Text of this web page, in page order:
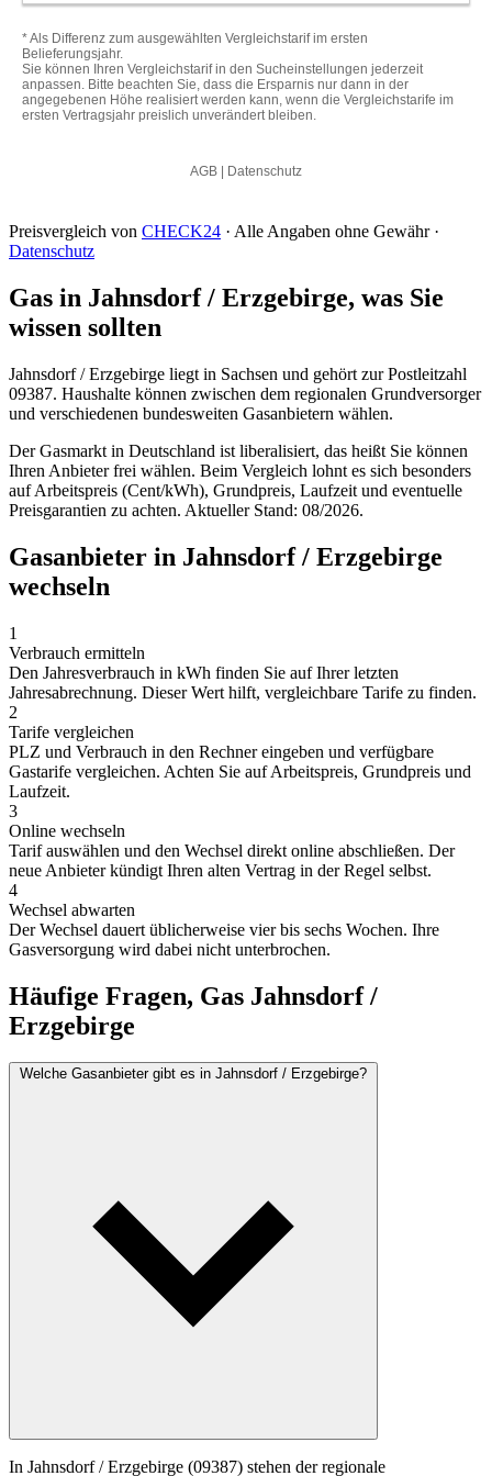
Preisvergleich von CHECK24 · Alle Angaben ohne Gewähr ·
Datenschutz
Gas in Jahnsdorf / Erzgebirge, was Sie
wissen sollten
Jahnsdorf / Erzgebirge liegt in Sachsen und gehört zur Postleitzahl
09387. Haushalte können zwischen dem regionalen Grundversorger
und verschiedenen bundesweiten Gasanbietern wählen.
Der Gasmarkt in Deutschland ist liberalisiert, das heißt Sie können
Ihren Anbieter frei wählen. Beim Vergleich lohnt es sich besonders
auf Arbeitspreis (Cent/kWh), Grundpreis, Laufzeit und eventuelle
Preisgarantien zu achten. Aktueller Stand: 08/2026.
Gasanbieter in Jahnsdorf / Erzgebirge
wechseln
1
Verbrauch ermitteln
Den Jahresverbrauch in kWh finden Sie auf Ihrer letzten
Jahresabrechnung. Dieser Wert hilft, vergleichbare Tarife zu finden.
2
Tarife vergleichen
PLZ und Verbrauch in den Rechner eingeben und verfügbare
Gastarife vergleichen. Achten Sie auf Arbeitspreis, Grundpreis und
Laufzeit.
3
Online wechseln
Tarif auswählen und den Wechsel direkt online abschließen. Der
neue Anbieter kündigt Ihren alten Vertrag in der Regel selbst.
4
Wechsel abwarten
Der Wechsel dauert üblicherweise vier bis sechs Wochen. Ihre
Gasversorgung wird dabei nicht unterbrochen.
Häufige Fragen, Gas Jahnsdorf /
Erzgebirge
Welche Gasanbieter gibt es in Jahnsdorf / Erzgebirge?
In Jahnsdorf / Erzgebirge (09387) stehen der regionale